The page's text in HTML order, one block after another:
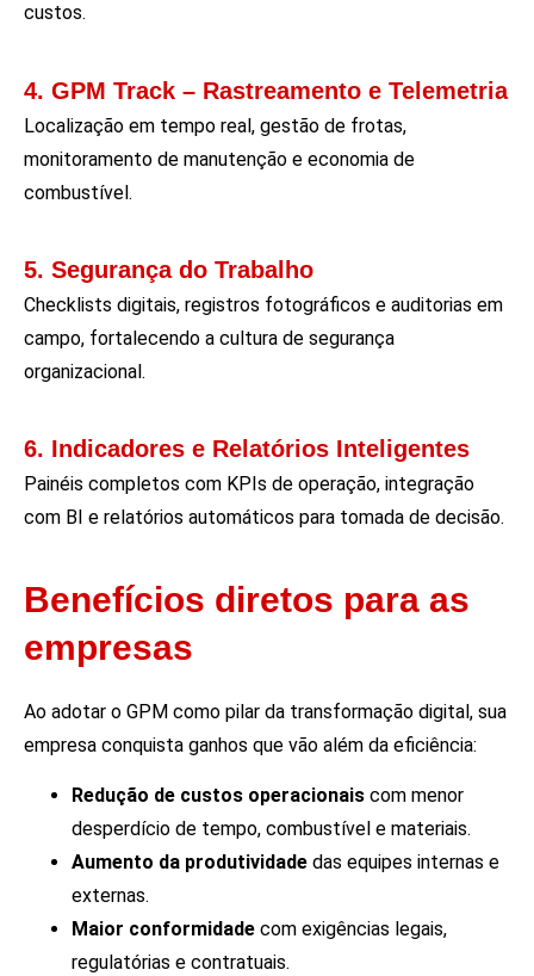
custos.
4. GPM Track – Rastreamento e Telemetria
Localização em tempo real, gestão de frotas,
monitoramento de manutenção e economia de
combustível.
5. Segurança do Trabalho
Checklists digitais, registros fotográficos e auditorias em
campo, fortalecendo a cultura de segurança
organizacional.
6. Indicadores e Relatórios Inteligentes
Painéis completos com KPIs de operação, integração
com BI e relatórios automáticos para tomada de decisão.
Benefícios diretos para as
empresas
Ao adotar o GPM como pilar da transformação digital, sua
empresa conquista ganhos que vão além da eficiência:
Redução de custos operacionais com menor
desperdício de tempo, combustível e materiais.
Aumento da produtividade das equipes internas e
externas.
Maior conformidade com exigências legais,
regulatórias e contratuais.